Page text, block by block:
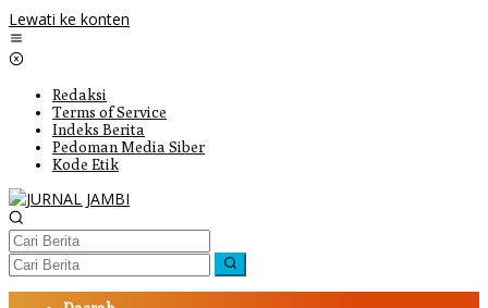
Lewati ke konten
Redaksi
Terms of Service
Indeks Berita
Pedoman Media Siber
Kode Etik